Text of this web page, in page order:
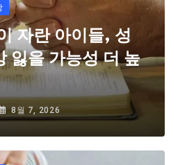
자란 아이들, 성
잃을 가능성 더 높
8월 7, 2026